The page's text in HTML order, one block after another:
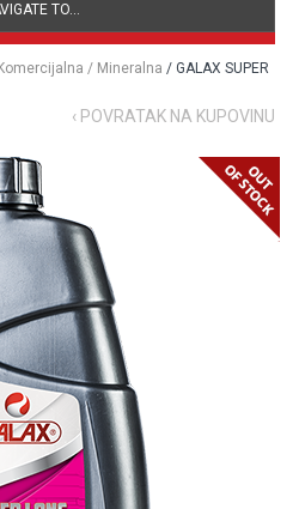
TO...
/ Mineralna / GALAX SUPER
‹ POVRATAK NA KUPOVINU